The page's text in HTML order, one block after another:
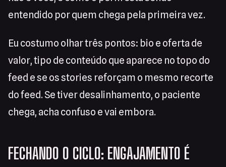
entendido por quem chega pela primeira vez.
Eu costumo olhar três pontos: bio e oferta de
valor, tipo de conteúdo que aparece no topo do
feed e se os stories reforçam o mesmo recorte
do feed. Se tiver desalinhamento, o paciente
chega, acha confuso e vai embora.
FECHANDO O CICLO: ENGAJAMENTO É